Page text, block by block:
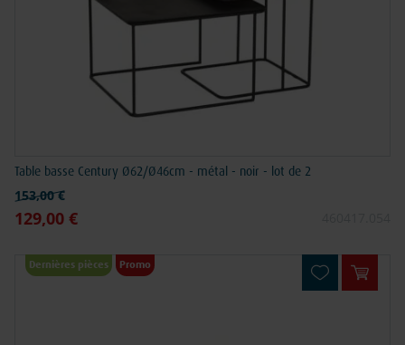
Table basse Century Ø62/Ø46cm - métal - noir - lot de 2
Prix spécial
129,00 €
Prix normal
153,00 €
Dernières pièces Promo